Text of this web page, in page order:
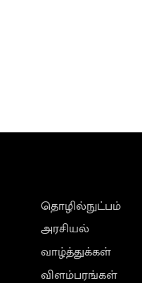
தொழில்நுட்பம்
அரசியல்
வாழ்த்துக்கள்
விளம்பரங்கள்